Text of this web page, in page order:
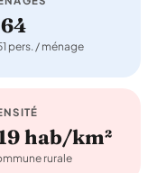
pers. / ménage
hab/km²
rurale